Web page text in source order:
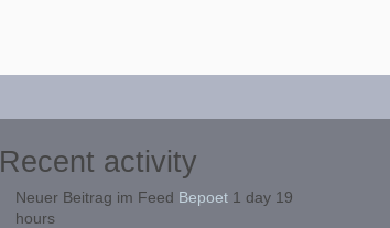
Recent activity
Neuer Beitrag im Feed Bepoet1 day 19
hours